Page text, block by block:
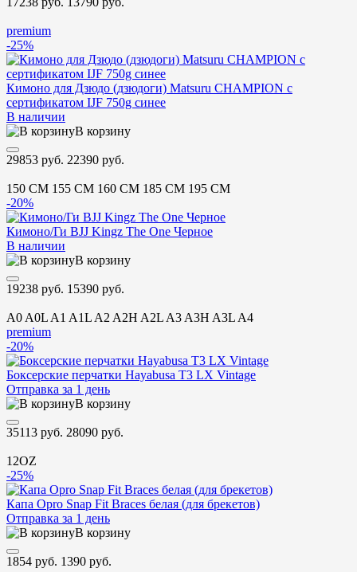
premium
-25%
Кимоно для Дзюдо (дзюдоги) Matsuru CHAMPION с
сертификатом IJF 750g синее
В наличии
В корзину
29853 руб. 22390 руб.
150 CM 155 CM 160 CM 185 CM 195 CM
-20%
Кимоно/Ги BJJ Kingz The One Черное
В наличии
В корзину
19238 руб. 15390 руб.
A0 A0L A1 A1L A2 A2H A2L A3 A3H A3L A4
premium
-20%
Боксерские перчатки Hayabusa T3 LX Vintage
Отправка за 1 день
В корзину
35113 руб. 28090 руб.
12OZ
-25%
Капа Opro Snap Fit Braces белая (для брекетов)
Отправка за 1 день
В корзину
1854 руб. 1390 руб.